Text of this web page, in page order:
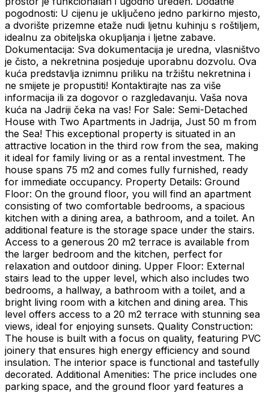
pogodnosti: U cijenu je uključeno jedno parkirno mjesto,
a dvorište prizemne etaže nudi ljetnu kuhinju s roštiljem,
idealnu za obiteljska okupljanja i ljetne zabave.
Dokumentacija: Sva dokumentacija je uredna, vlasništvo
je čisto, a nekretnina posjeduje uporabnu dozvolu. Ova
kuća predstavlja iznimnu priliku na tržištu nekretnina i
ne smijete je propustiti! Kontaktirajte nas za više
informacija ili za dogovor o razgledavanju. Vaša nova
kuća na Jadriji čeka na vas! For Sale: Semi-Detached
House with Two Apartments in Jadrija, Just 50 m from
the Sea! This exceptional property is situated in an
attractive location in the third row from the sea, making
it ideal for family living or as a rental investment. The
house spans 75 m2 and comes fully furnished, ready
for immediate occupancy. Property Details: Ground
Floor: On the ground floor, you will find an apartment
consisting of two comfortable bedrooms, a spacious
kitchen with a dining area, a bathroom, and a toilet. An
additional feature is the storage space under the stairs.
Access to a generous 20 m2 terrace is available from
the larger bedroom and the kitchen, perfect for
relaxation and outdoor dining. Upper Floor: External
stairs lead to the upper level, which also includes two
bedrooms, a hallway, a bathroom with a toilet, and a
bright living room with a kitchen and dining area. This
level offers access to a 20 m2 terrace with stunning sea
views, ideal for enjoying sunsets. Quality Construction:
The house is built with a focus on quality, featuring PVC
joinery that ensures high energy efficiency and sound
insulation. The interior space is functional and tastefully
decorated. Additional Amenities: The price includes one
parking space, and the ground floor yard features a